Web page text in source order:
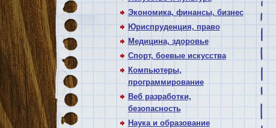
Экономика, финансы, бизнес
Юриспруденция, право
Медицина, здоровье
Спорт, боевые искусства
Компьютеры,
программирование
Веб разработки,
безопасность
Наука и образование